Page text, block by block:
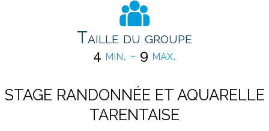
Taille du groupe
4 min. - 9 max.
STAGE RANDONNÉE ET AQUARELLE
TARENTAISE